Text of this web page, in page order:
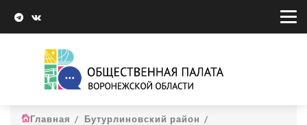
Главная
Бутурлиновский район